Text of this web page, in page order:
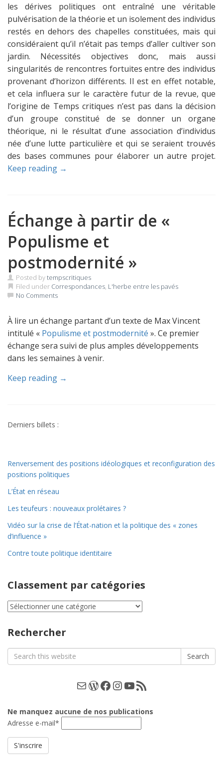
les dérives politiques ont entraîné une véritable
pulvérisation de la théorie et un isolement des individus
restés en dehors des chapelles constituées, mais qui
considéraient qu’il n’était pas temps d’aller cultiver son
jardin. Nécessités objectives donc, mais aussi
singularités de rencontres fortuites entre des individus
provenant d’horizon différents. Il est en effet notable,
et cela influera sur le caractère futur de la revue, que
l’origine de Temps critiques n’est pas dans la décision
d’un groupe constitué de se donner un organe
théorique, ni le résultat d’une association d’individus
née d’une lutte particulière et qui se seraient trouvés
des bases communes pour élaborer un autre projet.
Keep reading →
Échange à partir de «
Populisme et
postmodernité »
Posted bytempscritiques
Filed under Correspondances, L'herbe entre les pavés
No Comments
À lire un échange partant d’un texte de Max Vincent
intitulé « Populisme et postmodernité ». Ce premier
échange sera suivi de plus amples développements
dans les semaines à venir.
Keep reading →
Derniers billets :
Renversement des positions idéologiques et reconfiguration des
positions politiques
L’État en réseau
Les teufeurs : nouveaux prolétaires ?
Vidéo sur la crise de l’État-nation et la politique des « zones
d’influence »
Contre toute politique identitaire
Classement par catégories
Classement
par
Rechercher
Search
for:
Search
E-mailWordPress
Facebook
Instagram
YouTube
Les podcasts
Ne manquez aucune de nos publications
Adresse e-mail*